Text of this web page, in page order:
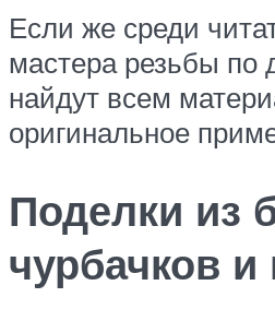
Если же среди
мастера резьбы по
найдут всем
оригинальное
Поделки из
чурбачков